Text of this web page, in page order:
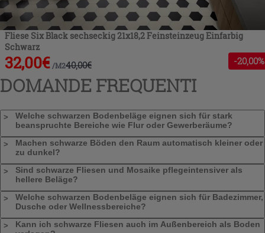
Fliese Six Black sechseckig 21x18,2 Feinsteinzeug Einfarbig
Schwarz
32,00€ /M240,00€ -20,00%
DOMANDE FREQUENTI
Welche schwarzen Bodenbeläge eignen sich für stark
beanspruchte Bereiche wie Flur oder Gewerberäume?
Machen schwarze Böden den Raum automatisch kleiner oder
zu dunkel?
Sind schwarze Fliesen und Mosaike pflegeintensiver als
hellere Beläge?
Welche schwarzen Bodenbeläge eignen sich für Badezimmer,
Dusche oder Wellnessbereiche?
Kann ich schwarze Fliesen auch im Außenbereich als Boden